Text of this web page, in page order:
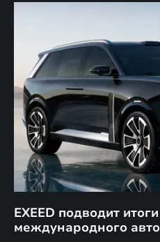
EXEED подводит
международного